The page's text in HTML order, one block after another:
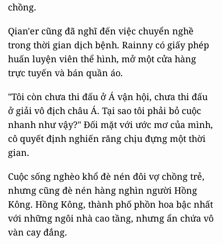
chồng.
Qian'er cũng đã nghĩ đến việc chuyển nghề
trong thời gian dịch bệnh. Rainny có giấy phép
huấn luyện viên thể hình, mở một cửa hàng
trực tuyến và bán quần áo.
"Tôi còn chưa thi đấu ở Á vận hội, chưa thi đấu
ở giải vô địch châu Á. Tại sao tôi phải bỏ cuộc
nhanh như vậy?" Đối mặt với ước mơ của mình,
cô quyết định nghiến răng chịu đựng một thời
gian.
Cuộc sống nghèo khổ đè nén đôi vợ chồng trẻ,
nhưng cũng đè nén hàng nghìn người Hồng
Kông. Hồng Kông, thành phố phồn hoa bậc nhất
với những ngôi nhà cao tầng, nhưng ẩn chứa vô
vàn cay đắng.